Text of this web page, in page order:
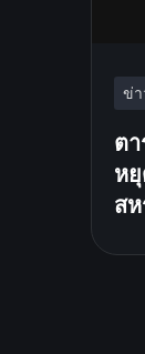
ข่า
ต
ห
สห